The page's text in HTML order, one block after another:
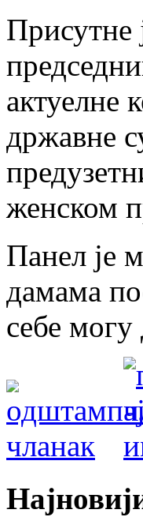
Присутне
актуелне
државне
женском
Панел је
дамама
себе могу